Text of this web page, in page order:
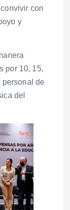
con
y
por 10, 15,
personal de
del